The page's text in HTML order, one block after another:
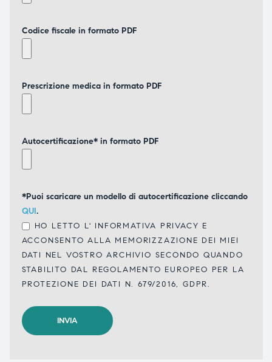
Codice fiscale in formato PDF
Prescrizione medica in formato PDF
Autocertificazione* in formato PDF
*Puoi scaricare un modello di autocertificazione cliccando
QUI.
HO LETTO L' INFORMATIVA PRIVACY E
ACCONSENTO ALLA MEMORIZZAZIONE DEI MIEI
DATI NEL VOSTRO ARCHIVIO SECONDO QUANDO
STABILITO DAL REGOLAMENTO EUROPEO PER LA
PROTEZIONE DEI DATI N. 679/2016, GDPR.